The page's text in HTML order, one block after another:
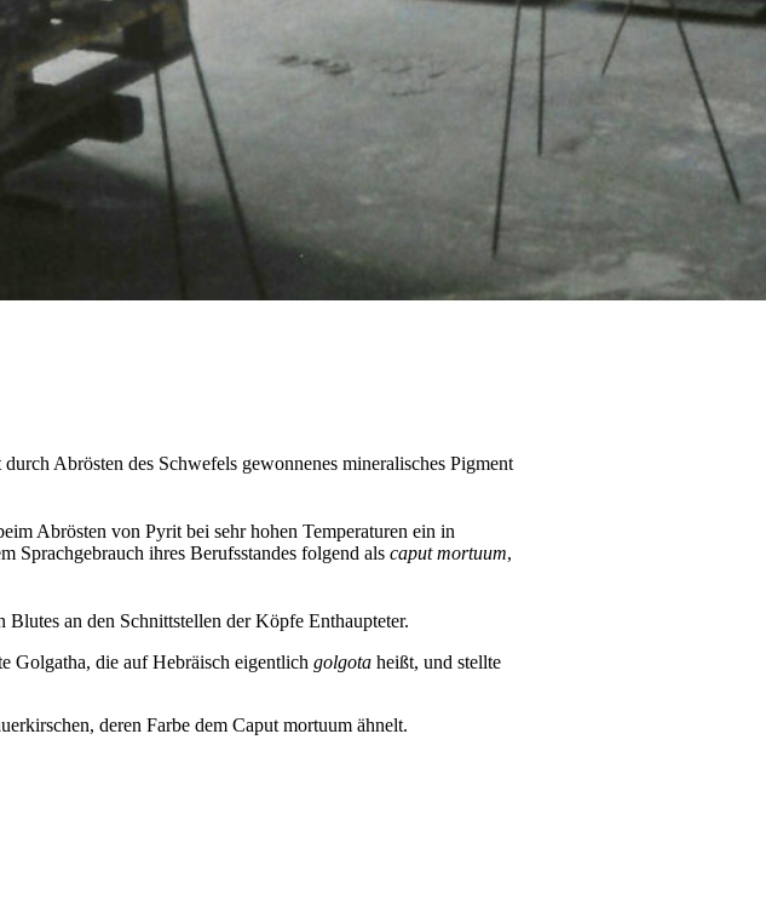
Abrösten des Schwefels gewonnenes mineralisches Pigment
Abrösten von Pyrit bei sehr hohen Temperaturen ein in
Sprachgebrauch ihres Berufsstandes folgend als caput mortuum,
an den Schnittstellen der Köpfe Enthaupteter.
Golgatha, die auf Hebräisch eigentlich golgota heißt, und stellte
deren Farbe dem Caput mortuum ähnelt.